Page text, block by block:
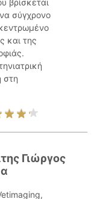
βρίσκεται
σύγχρονο
και της
στη
Γιώργος